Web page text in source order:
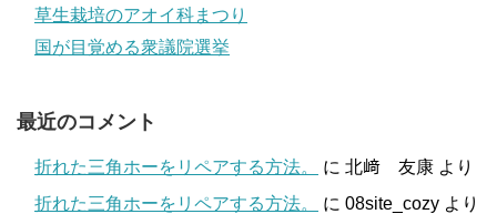
草生栽培のアオイ科まつり
国が目覚める衆議院選挙
最近のコメント
折れた三角ホーをリペアする方法。 に 北﨑 友康 より
折れた三角ホーをリペアする方法。
に 08site_cozy より